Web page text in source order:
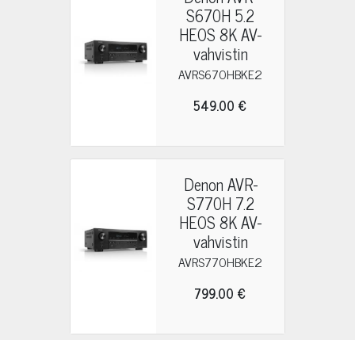
S670H 5.2
HEOS 8K AV-
vahvistin
AVRS670HBKE2
549.00 €
Denon AVR-
S770H 7.2
HEOS 8K AV-
vahvistin
AVRS770HBKE2
799.00 €